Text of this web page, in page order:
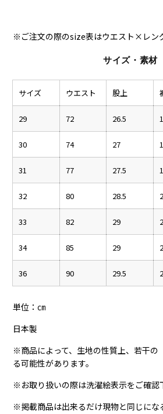
※ご注文の際のsize表はウエスト×レン
サイズ・素材
サイズ ウエスト 股上
29 72 26.5
30 74 27
31 77 27.5
32 80 28.5
33 82 29
34 85 29
36 90 29.5
単位：㎝
日本製
※商品によって、生地の性質上、若干の
る可能性があります。
※お取り扱いの際は洗濯絵表示をご確認
※掲載商品は出来るだけ現物と同じにな